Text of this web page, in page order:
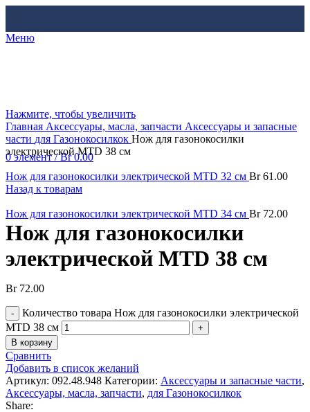
Меню
0элемент / Br0.00
Нажмите, чтобы увеличить
Главная Аксессуары, масла, запчасти Аксессуары и запасные
части для Газонокосилкок Нож для газонокосилки
электрической MTD 38 см
Нож для газонокосилки электрической MTD 32 см Br61.00
Назад к товарам
Нож для газонокосилки электрической MTD 34 см Br72.00
Нож для газонокосилки
электрической MTD 38 см
Br72.00
Количество товара Нож для газонокосилки электрической
MTD 38 см
В корзину
Сравнить
Добавить в список желаний
Артикул: 092.48.948 Категории: Аксессуары и запасные части,
Аксессуары, масла, запчасти, для Газонокосилкок
Share: